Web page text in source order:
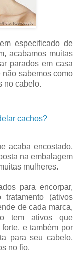
especificado de
acabamos muitas
parados em casa
não sabemos como
no cabelo.
cachos?
acaba encostado,
na embalagem
mulheres.
para encorpar,
(ativos
de cada marca,
tem ativos que
e também por
para seu cabelo,
no fio.